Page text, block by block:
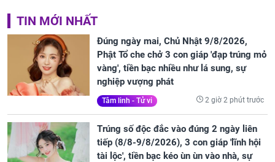
TIN MỚI NHẤT
Đúng ngày mai, Chủ Nhật 9/8/2026,
Phật Tổ che chở 3 con giáp 'đạp trúng mỏ
vàng', tiền bạc nhiều như lá sung, sự
nghiệp vượng phát
Tâm linh - Tử vi 2 giờ 2 phút trước
Trúng số độc đắc vào đúng 2 ngày liên
tiếp (8/8-9/8/2026), 3 con giáp 'lĩnh hội
tài lộc', tiền bạc kéo ùn ùn vào nhà, sự